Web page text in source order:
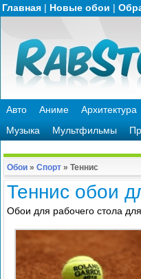
Главная | Новые обои |
Авто Аниме Архитектура
Музыка
Мультфильмы
Обои » Спорт » Теннис
Теннис обои
Обои для рабочего стола